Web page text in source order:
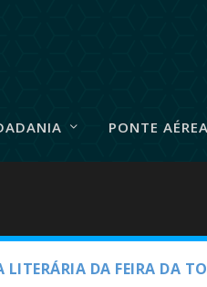
PONTE
LITERÁRIA DA FEIRA DA